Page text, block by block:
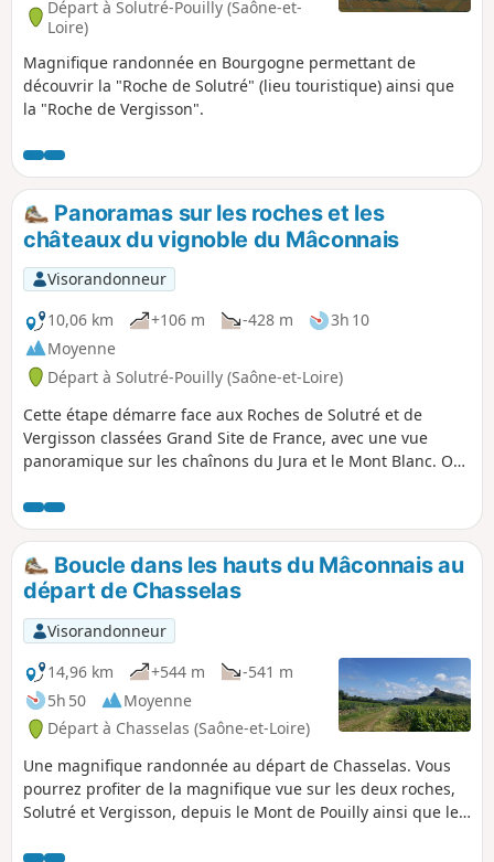
Départ à Solutré-Pouilly (Saône-et-
Loire)
Magnifique randonnée en Bourgogne permettant de
découvrir la "Roche de Solutré" (lieu touristique) ainsi que
la "Roche de Vergisson".
Panoramas sur les roches et les
châteaux du vignoble du Mâconnais
Visorandonneur
10,06 km
+106 m -428 m
3h 10
Moyenne
Départ à Solutré-Pouilly (Saône-et-Loire)
Cette étape démarre face aux Roches de Solutré et de
Vergisson classées Grand Site de France, avec une vue
panoramique sur les chaînons du Jura et le Mont Blanc. On
faunistique et floristique (ZNIEFF) et des vignobles
renommés (Pouilly-Fuissé, Pouilly-Vinzelles) où l'on domine
les châteaux de Chasselas et de Vinzelles.
Boucle dans les hauts du Mâconnais au
départ de Chasselas
Visorandonneur
14,96 km
+544 m
-541 m
5h 50
Moyenne
Départ à Chasselas (Saône-et-Loire)
Une magnifique randonnée au départ de Chasselas. Vous
pourrez profiter de la magnifique vue sur les deux roches,
Solutré et Vergisson, depuis le Mont de Pouilly ainsi que les